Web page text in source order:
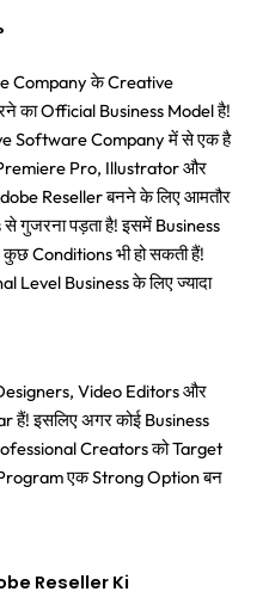
Company के Creative
का Official Business Model है!
Software Company में से एक है
Pro, Illustrator और
Reseller बनने के लिए आमतौर
गुजरना पड़ता है! इसमें Business
Conditions भी हो सकती हैं!
Level Business के लिए ज्यादा
Video Editors और
हैं! इसलिए अगर कोई Business
Creators को Target
Program एक Strong Option बन
Reseller Ki